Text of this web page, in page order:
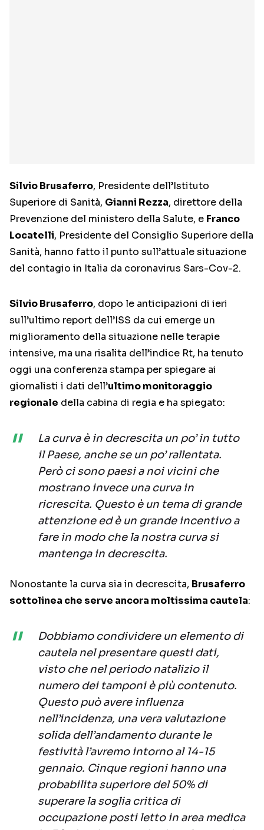
Silvio Brusaferro, Presidente dell’Istituto
Superiore di Sanità, Gianni Rezza, direttore della
Prevenzione del ministero della Salute, e Franco
Locatelli, Presidente del Consiglio Superiore della
Sanità, hanno fatto il punto sull’attuale situazione
del contagio in Italia da coronavirus Sars-Cov-2.
Silvio Brusaferro, dopo le anticipazioni di ieri
sull’ultimo report dell’ISS da cui emerge un
miglioramento della situazione nelle terapie
intensive, ma una risalita dell’indice Rt, ha tenuto
oggi una conferenza stampa per spiegare ai
giornalisti i dati dell’ultimo monitoraggio
regionale della cabina di regia e ha spiegato:
La curva è in decrescita un po’ in tutto
il Paese, anche se un po’ rallentata.
Però ci sono paesi a noi vicini che
mostrano invece una curva in
ricrescita. Questo è un tema di grande
attenzione ed è un grande incentivo a
fare in modo che la nostra curva si
mantenga in decrescita.
Nonostante la curva sia in decrescita, Brusaferro
sottolinea che serve ancora moltissima cautela:
Dobbiamo condividere un elemento di
cautela nel presentare questi dati,
visto che nel periodo natalizio il
numero dei tamponi è più contenuto.
Questo può avere influenza
nell’incidenza, una vera valutazione
solida dell’andamento durante le
festività l’avremo intorno al 14-15
gennaio. Cinque regioni hanno una
probabilita superiore del 50% di
superare la soglia critica di
occupazione posti letto in area medica